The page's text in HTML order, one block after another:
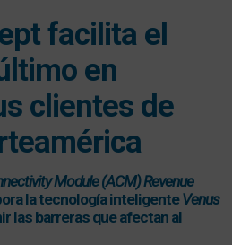
facilita el
en
clientes de
Module (ACM) Revenue
la tecnología inteligenteVenus
las barreras que afectan al